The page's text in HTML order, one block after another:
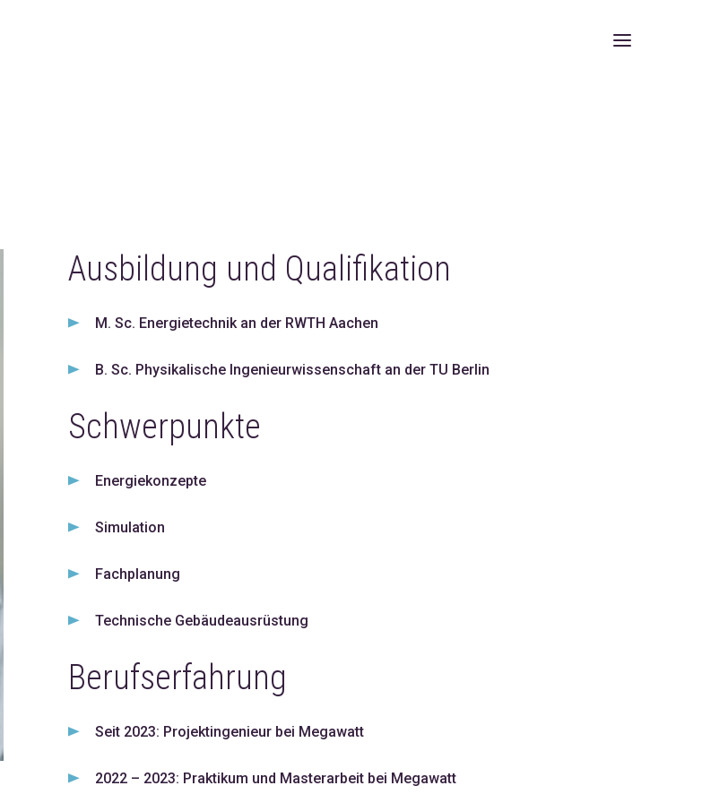
Ausbildung und Qualifikation
M. Sc. Energietechnik an der RWTH Aachen
B. Sc. Physikalische Ingenieurwissenschaft an der TU Berlin
Schwerpunkte
Energiekonzepte
Simulation
Fachplanung
Technische Gebäudeausrüstung
Berufserfahrung
Seit 2023: Projektingenieur bei Megawatt
2022 – 2023: Praktikum und Masterarbeit bei Megawatt